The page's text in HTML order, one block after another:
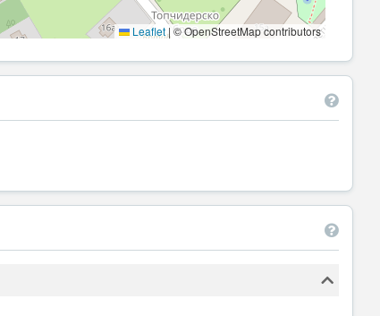
Leaflet| © OpenStreetMap contributors